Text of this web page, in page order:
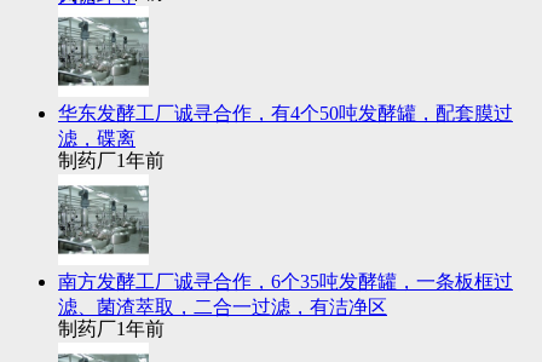
华东发酵工厂诚寻合作，有4个50吨发酵罐，配套膜过
滤，碟离
制药厂1年前
南方发酵工厂诚寻合作，6个35吨发酵罐，一条板框过
滤、菌渣萃取，二合一过滤，有洁净区
制药厂1年前